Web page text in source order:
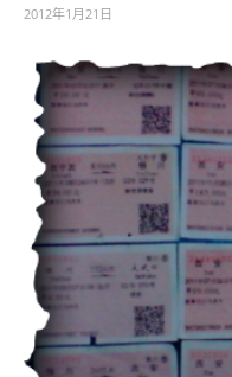
2012年1月21日